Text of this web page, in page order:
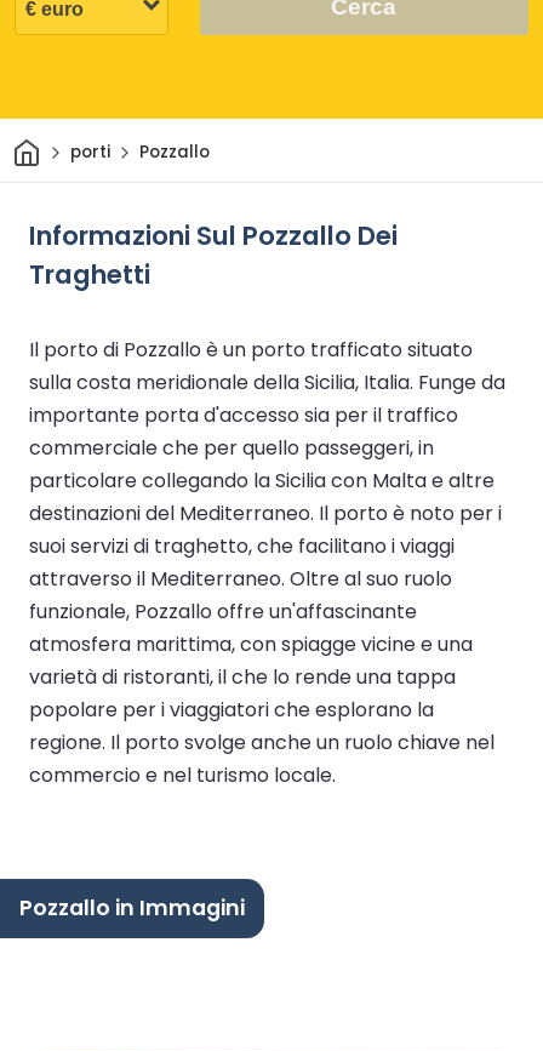
Cerca
Casaporti Pozzallo
Informazioni Sul Pozzallo Dei
Traghetti
Il porto di Pozzallo è un porto trafficato situato
sulla costa meridionale della Sicilia, Italia. Funge da
importante porta d'accesso sia per il traffico
commerciale che per quello passeggeri, in
particolare collegando la Sicilia con Malta e altre
destinazioni del Mediterraneo. Il porto è noto per i
suoi servizi di traghetto, che facilitano i viaggi
attraverso il Mediterraneo. Oltre al suo ruolo
funzionale, Pozzallo offre un'affascinante
atmosfera marittima, con spiagge vicine e una
varietà di ristoranti, il che lo rende una tappa
popolare per i viaggiatori che esplorano la
regione. Il porto svolge anche un ruolo chiave nel
commercio e nel turismo locale.
Pozzallo in Immagini